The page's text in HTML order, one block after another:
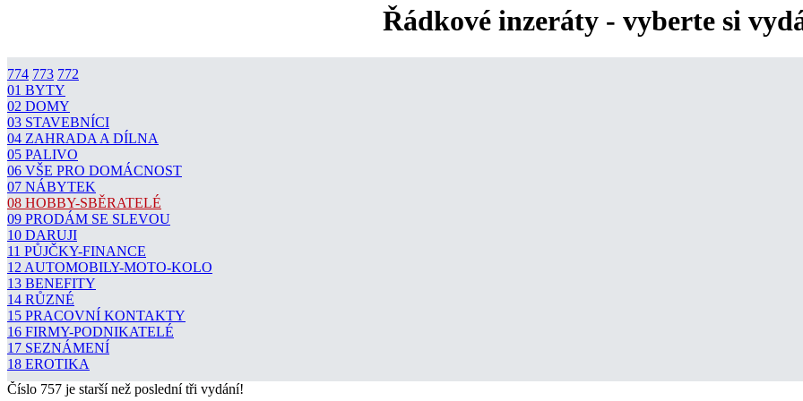
Řádkové inzeráty - vyberte si
774 773 772
01 BYTY
02 DOMY
03 STAVEBNÍCI
04 ZAHRADA A DÍLNA
05 PALIVO
06 VŠE PRO DOMÁCNOST
07 NÁBYTEK
08 HOBBY-SBĚRATELÉ
09 PRODÁM SE SLEVOU
10 DARUJI
11 PŮJČKY-FINANCE
12 AUTOMOBILY-MOTO-KOLO
13 BENEFITY
14 RŮZNÉ
15 PRACOVNÍ KONTAKTY
16 FIRMY-PODNIKATELÉ
17 SEZNÁMENÍ
18 EROTIKA
Číslo 757 je starší než poslední tři vydání!